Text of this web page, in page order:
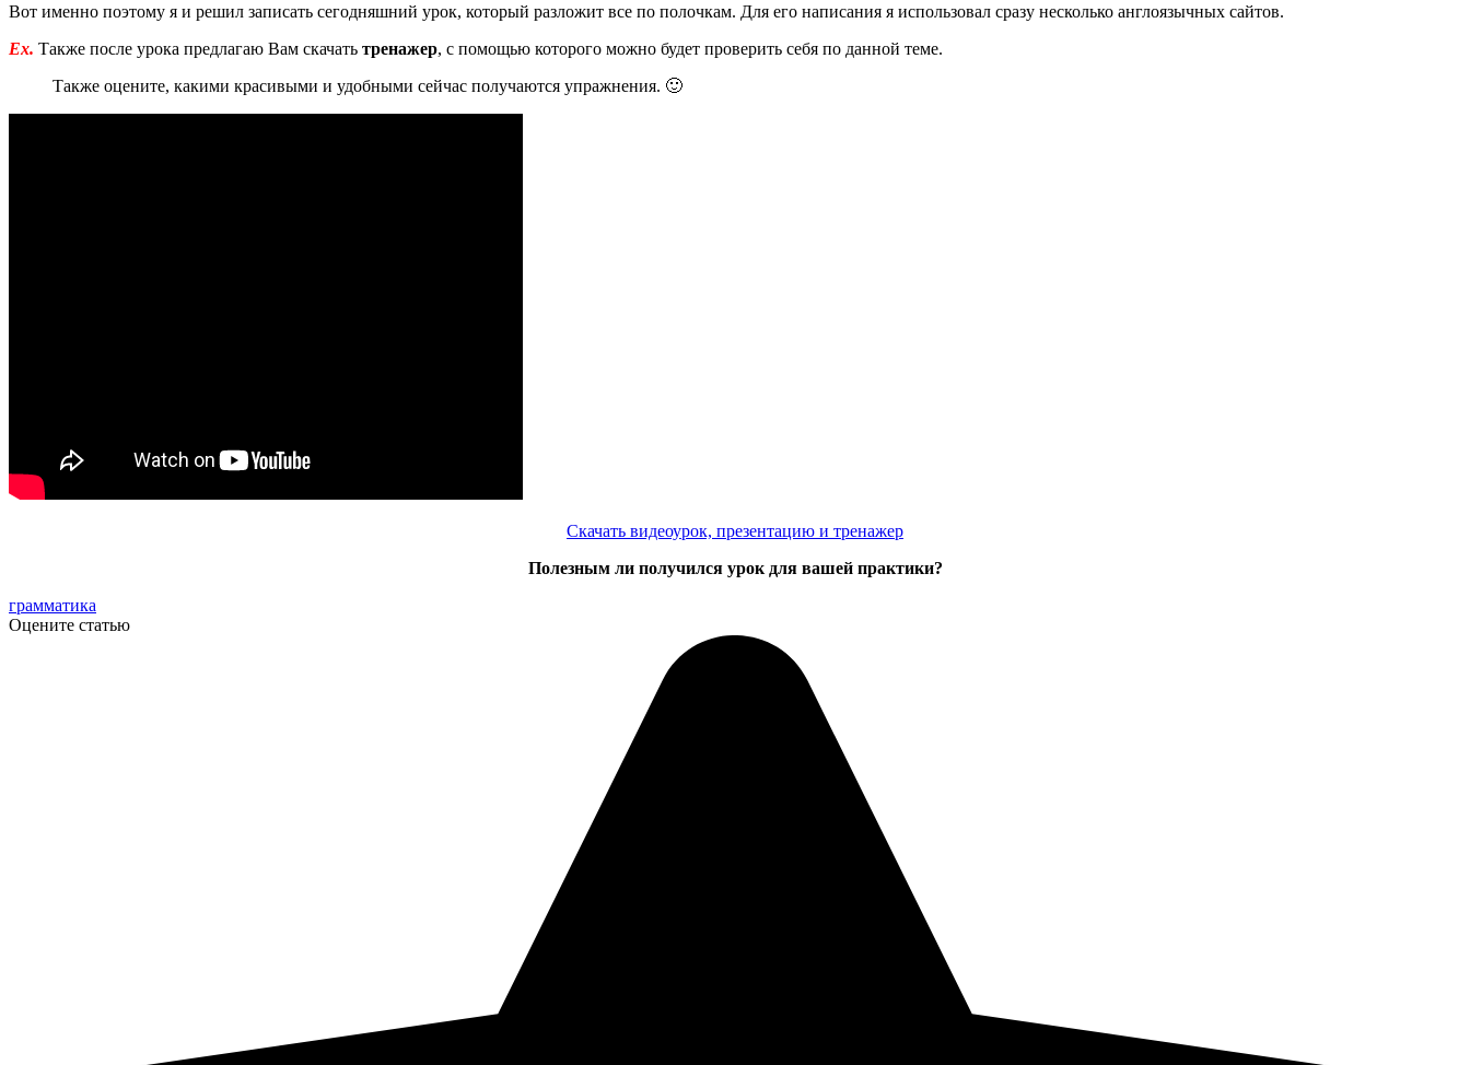
Вот именно поэтому я и решил записать сегодняшний урок, который разложит все по полочкам. Для его написания я использовал сразу несколько англоязычных сайтов.
Ex. Также после урока предлагаю Вам скачать тренажер, с помощью которого можно будет проверить себя по данной теме.
Также оцените, какими красивыми и удобными сейчас получаются упражнения. 🙂
Скачать видеоурок, презентацию и тренажер
Полезным ли получился урок для вашей практики?
грамматика
Оцените статью